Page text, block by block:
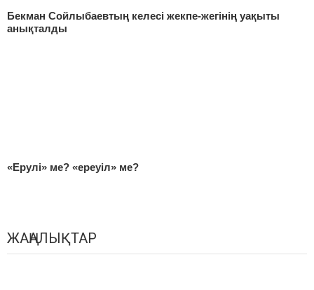
Бекман Сойлыбаевтың келесі жекпе-жегінің уақыты
анықталды
«Ерулі» ме? «ереуіл» ме?
ЖАҢАЛЫҚТАР